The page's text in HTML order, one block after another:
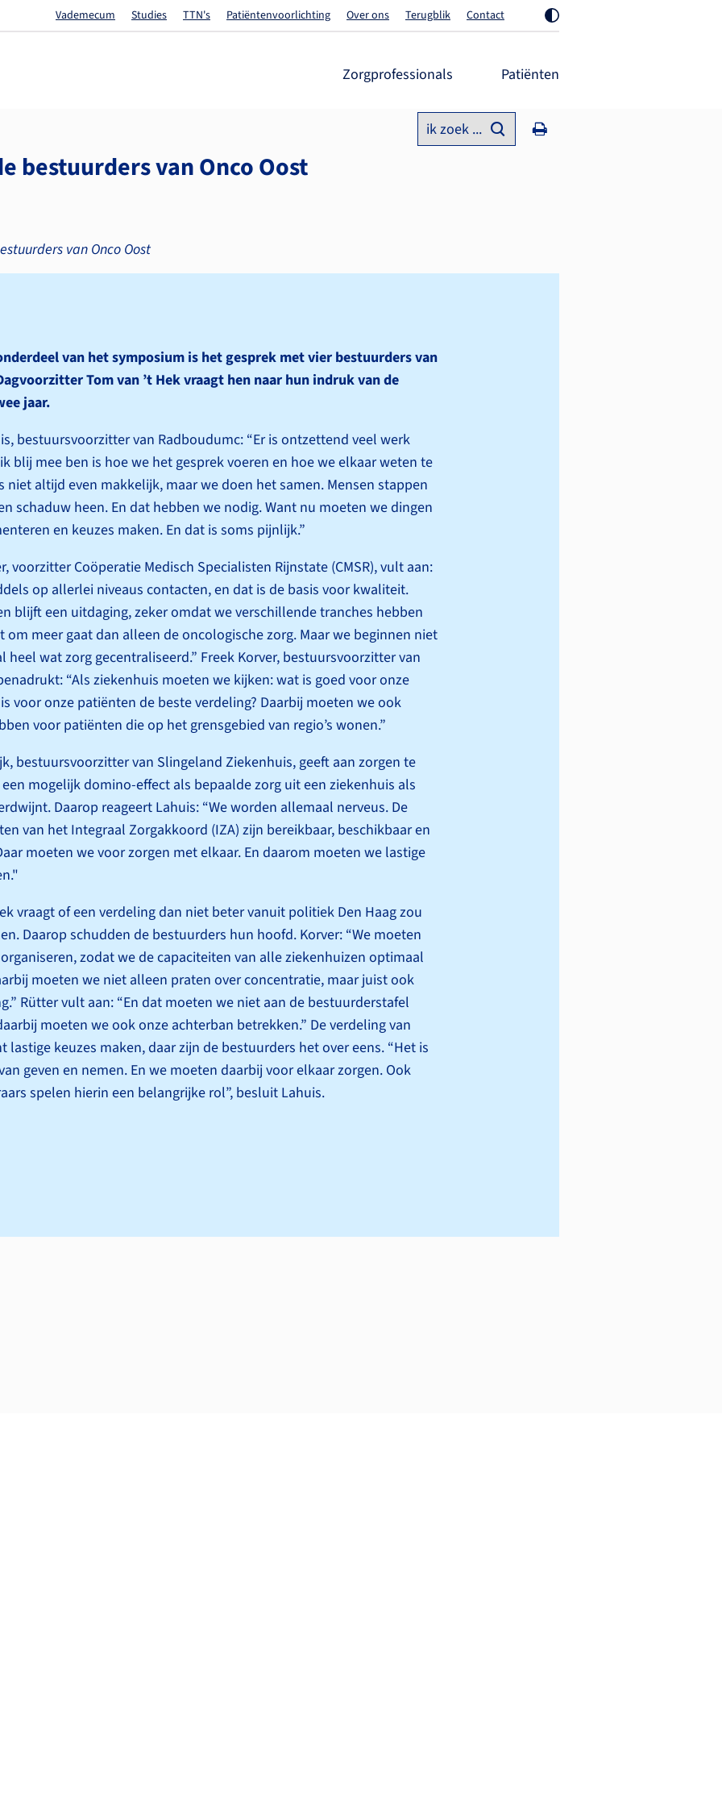
Vademecum Studies TTN's Patiëntenvoorlichting Over ons Terugblik Contact
Zorgprofessionals Patiënten
ik zoek ...
bestuurders van Onco Oost
van Onco Oost
van het symposium is het gesprek met vier bestuurders van
Tom van ’t Hek vraagt hen naar hun indruk van de
jaar.
bestuurs­voorzitter van Radboudumc: “Er is ontzettend veel werk
blij mee ben is hoe we het gesprek voeren en hoe we elkaar weten te
niet altijd even makkelijk, maar we doen het samen. Mensen stappen
schaduw heen. En dat hebben we nodig. Want nu moeten we dingen
en keuzes maken. En dat is soms pijnlijk.”
voorzitter Coöperatie Medisch Specialisten Rijnstate (CMSR), vult aan:
op allerlei niveaus contacten, en dat is de basis voor kwaliteit.
blijft een uitdaging, zeker omdat we verschillende tranches hebben
om meer gaat dan alleen de oncologische zorg. Maar we beginnen niet
heel wat zorg gecentraliseerd.” Freek Korver, bestuurs­voorzitter van
“Als ziekenhuis moeten we kijken: wat is goed voor onze
voor onze patiënten de beste verdeling? Daarbij moeten we ook
voor patiënten die op het grensgebied van regio’s wonen.”
bestuurs­voorzitter van Slingeland Ziekenhuis, geeft aan zorgen te
mogelijk domino-effect als bepaalde zorg uit een ziekenhuis als
Daarop reageert Lahuis: “We worden allemaal nerveus. De
van het Integraal Zorgakkoord (IZA) zijn bereikbaar, beschikbaar en
moeten we voor zorgen met elkaar. En daarom moeten we lastige
vraagt of een verdeling dan niet beter vanuit politiek Den Haag zou
Daarop schudden de bestuurders hun hoofd. Korver: “We moeten
zodat we de capaciteiten van alle zieken­huizen optimaal
moeten we niet alleen praten over concentratie, maar juist ook
Rütter vult aan: “En dat moeten we niet aan de bestuurders­tafel
moeten we ook onze achterban betrekken.” De verdeling van
lastige keuzes maken, daar zijn de bestuurders het over eens. “Het is
geven en nemen. En we moeten daarbij voor elkaar zorgen. Ook
spelen hierin een belangrijke rol”, besluit Lahuis.